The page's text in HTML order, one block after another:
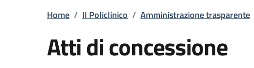
Briciole di pane
Home / Il Policlinico / Amministrazione trasparente
Atti di concessione